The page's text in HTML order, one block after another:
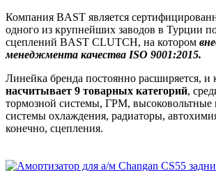
Компания BAST является
одного из крупнейших заводов в Турции
сцеплений BAST CLUTCH, на котором
менеджмента качества ISO 9001:2015.
Линейка бренда постоянно расширяется, и
насчитывает 9 товарных категорий,
тормозной системы, ГРМ, высоковольтные
системы охлаждения, радиаторы,
конечно, сцепления.